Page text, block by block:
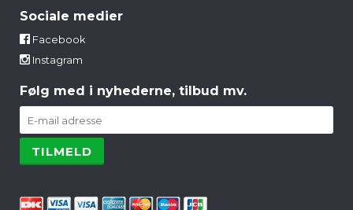
Sociale medier
Facebook
Instagram
Følg med i nyhederne, tilbud mv.